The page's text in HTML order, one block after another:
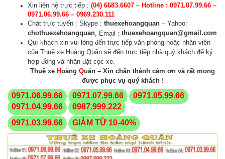
Xin liên hệ trực tiếp : (04) 6683.6607 – Hotline : 0971.07.99.66 –
0971.06.99.66 – 0969.230.111
Chát trực tuyến : Skype : thuexehoangquan – Yahoo:
chothuexehoangquan , Email : thuexehoangquan@gmail.com
Quí khách xin vui lòng đến trực tiếp văn phòng hoặc nhân viên
của Thuê xe Hoàng Quân sẽ đến trực tiếp nhà quý khách để ký
hợp đồng và nhận đặt cọc xe.
Thuê xe Hoàng Quân – Xin chân thành cảm ơn và rất mong
được phục vụ quý khách !
0971.06.99.66 0971.07.99.66
0971.05.99.66
0971.04.99.66
0987.999.222
0971.03.99.66
GIẢM TỪ 10-40%